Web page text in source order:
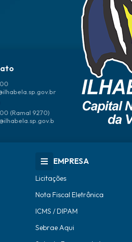
(Ramal 9270)
EMPRESA
Licitações
Nota Fiscal Eletrônica
ICMS / DIPAM
Sebrae Aqui